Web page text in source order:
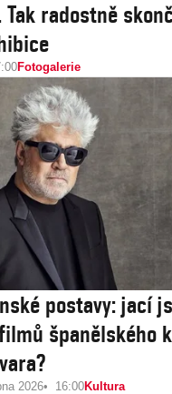
radostně
Fotogalerie
postavy: jací
španělského
2026 16:00Kultura